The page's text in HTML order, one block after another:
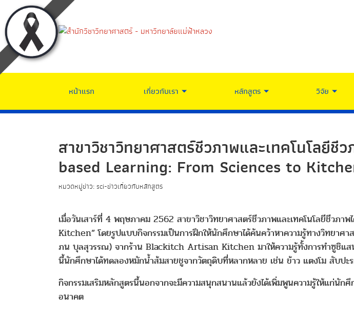
หน้าแรก เกี่ยวกับเรา หลักสูตร วิจัย
สาขาวิชาวิทยาศาสตร์ชีวภาพและเทคโนโลยี
based Learning: From Sciences to
หมวดหมู่ข่าว: sci-ข่าวเกี่ยวกับหลักสูตร
เมื่อวันเสาร์ที่ 4 พฤษภาคม 2562 สาขาวิชาวิทยาศาสตร์ชีวภาพและเทคโนโลยีชีว
Kitchen” โดยรูปแบบกิจกรรมเป็นการฝึกให้นักศึกษาได้ค้นคว้าหาความรู้ทางวิทยาศ
ภน บุลสุวรรณ) จากร้าน Blackitch Artisan Kitchen มาให้ความรู้ทั้งการทำซูชิแส
นี้นักศึกษาได้ทดลองหมักน้ำส้มสายชูจากวัตถุดิบที่หลากหลาย เช่น ข้าว แตงโม สับปะ
กิจกรรมเสริมหลักสูตรนี้นอกจากจะมีความสนุกสนานแล้วยังได้เพิ่มพูนความรู้ให้แก่นัก
อนาคต